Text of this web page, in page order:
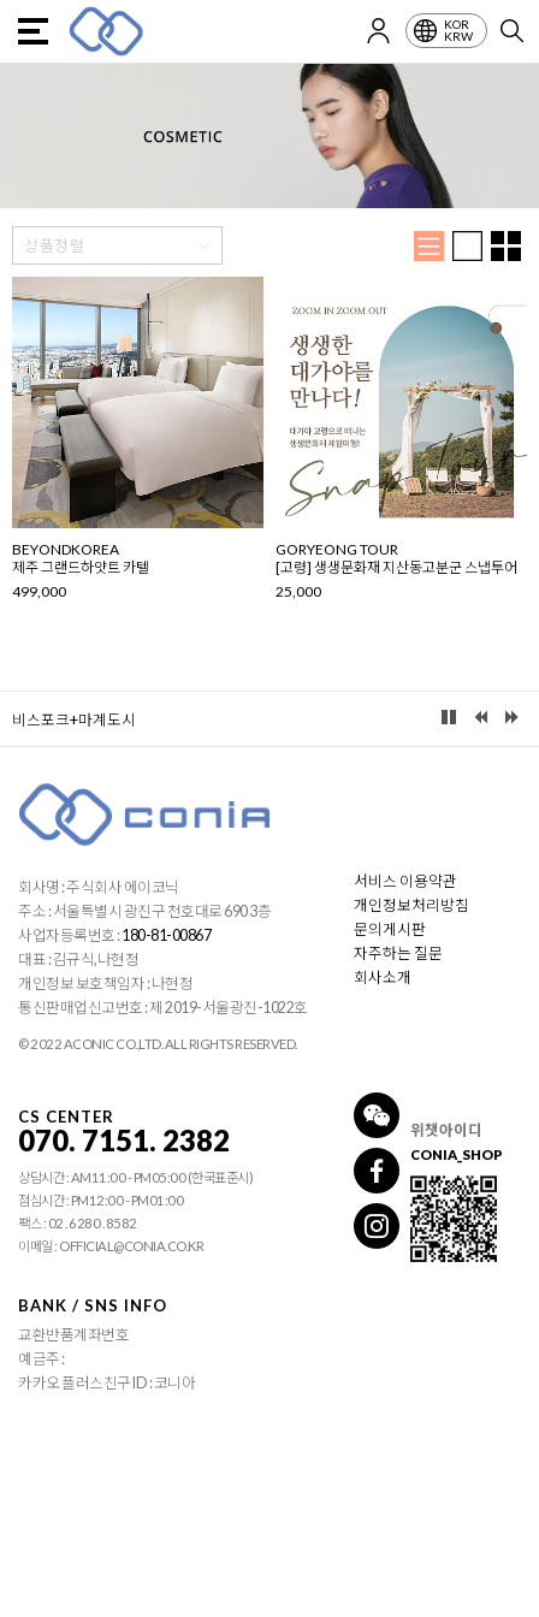
KOR
KRW
상품정렬
BEYONDKOREA
제주 그랜드하얏트 카텔
499,000
GORYEONG TOUR
[고령] 생생문화재 지산동고분군 스냅투어
25,000
비스포크+마계도시
회사명 : 주식회사 에이코닉
주소 : 서울특별시 광진구 천호대로 690 3층
사업자등록번호 :180-81-00867
대표 : 김규식,나현정
개인정보 보호책임자 : 나현정
통신판매업신고번호 : 제 2019-서울광진-1022호
© 2022 ACONIC CO.,LTD. ALL RIGHTS RESERVED.
서비스 이용약관
개인정보처리방침
문의게시판
자주하는 질문
회사소개
CS CENTER
070. 7151. 2382
상담시간 : AM11:00 - PM05:00 (한국표준시)
점심시간 : PM12:00 - PM01:00
팩스 : 02 . 6280 . 8582
이메일 : OFFICIAL@CONIA.CO.KR
BANK / SNS INFO
교환반품계좌번호
예금주 :
카카오 플러스친구 ID : 코니아
위챗아이디
CONIA_SHOP